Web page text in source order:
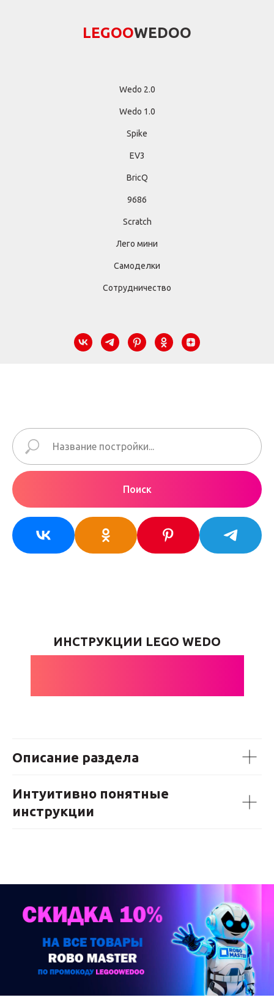
LEGООWEDОО
Wedo 2.0
Wedo 1.0
Spike
EV3
BricQ
9686
Scratch
Лего мини
Самоделки
Сотрудничество
Поиск
ИНСТРУКЦИИ LEGO WEDO
Описание раздела
Интуитивно понятные
инструкции